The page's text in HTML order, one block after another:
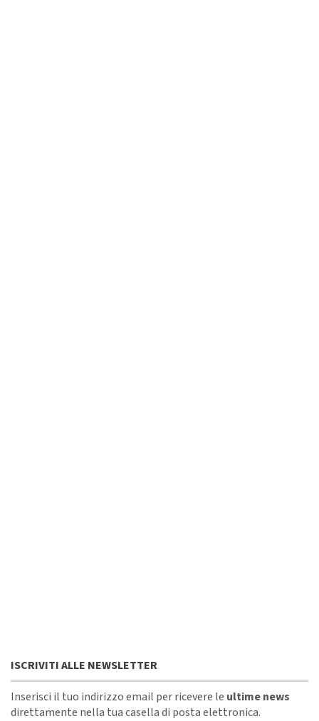
ISCRIVITI ALLE NEWSLETTER
Inserisci il tuo indirizzo email per ricevere le ultime news
direttamente nella tua casella di posta elettronica.